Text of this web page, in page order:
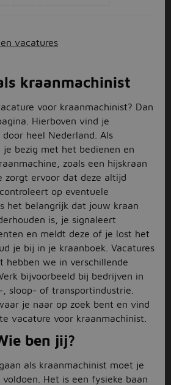
vacatures
kraanmachinist
voor kraanmachinist? Dan
Hierboven vind je
heel Nederland. Als
je bezig met het bedienen en
zoals een hijskraan
zorgt ervoor dat deze altijd
op eventuele
het belangrijk dat jouw kraan
is, je signaleert
en meldt deze of je lost het
je bij in je kraanboek. Vacatures
hebben we in verschillende
bijvoorbeeld bij bedrijven in
sloop- of transportindustrie.
je naar op zoek bent en vind
vacature voor kraanmachinist.
ben jij?
als kraanmachinist moet je
Het is een fysieke baan